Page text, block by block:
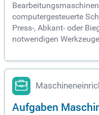
computergesteuerte
Press-, Abkant- oder
notwendigen
Aufgaben